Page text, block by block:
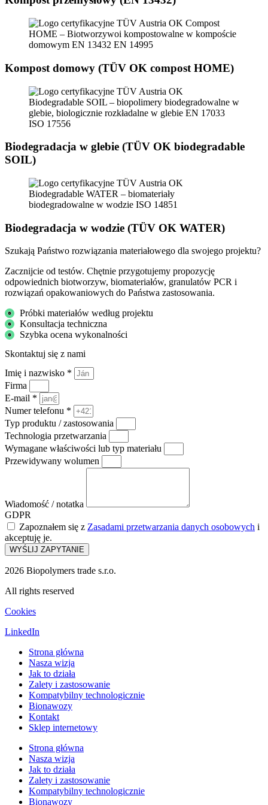
Kompost domowy (TÜV OK compost HOME)
Biodegradacja w glebie (TÜV OK biodegradable
SOIL)
Biodegradacja w wodzie (TÜV OK WATER)
Szukają Państwo rozwiązania materiałowego dla swojego projektu?
Zacznijcie od testów. Chętnie przygotujemy propozycję
odpowiednich biotworzyw, biomateriałów, granulatów PCR i
rozwiązań opakowaniowych do Państwa zastosowania.
Próbki materiałów według projektu
Konsultacja techniczna
Szybka ocena wykonalności
Skontaktuj się z nami
Imię i nazwisko *
Firma
E-mail *
Numer telefonu *
Typ produktu / zastosowania
Technologia przetwarzania
Wymagane właściwości lub typ materiału
Przewidywany wolumen
Wiadomość / notatka
GDPR
Zapoznałem się z Zasadami przetwarzania danych osobowych i
akceptuję je.
WYŚLIJ ZAPYTANIE
2026 Biopolymers trade s.r.o.
All rights reserved
Cookies
LinkedIn
Strona główna
Nasza wizja
Jak to działa
Zalety i zastosowanie
Kompatybilny technologicznie
Bionawozy
Kontakt
Sklep internetowy
Strona główna
Nasza wizja
Jak to działa
Zalety i zastosowanie
Kompatybilny technologicznie
Bionawozy